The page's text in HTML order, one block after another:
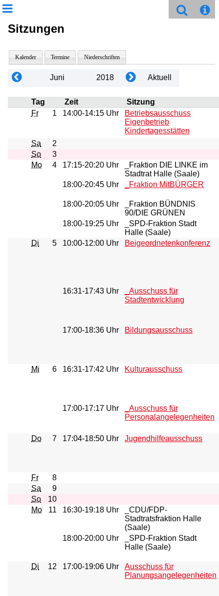
Sitzungen
Kalender Termine Niederschriften
Juni 2018 Aktuell
Tag Zeit
Sitzung
Fr
1 14:00-14:15 Uhr
Betriebsausschuss
Eigenbetrieb
Kindertagesstätten
Sa
2
So
3
Mo
4 17:15-20:20 Uhr
_Fraktion DIE LINKE im
Stadtrat Halle (Saale)
18:00-20:45 Uhr
_Fraktion MitBÜRGER
18:00-20:05 Uhr
_Fraktion BÜNDNIS
90/DIE GRÜNEN
18:00-19:25 Uhr
_SPD-Fraktion Stadt
Halle (Saale)
Di
5 10:00-12:00 Uhr Beigeordnetenkonferenz
16:31-17:43 Uhr
_Ausschuss für
Stadtentwicklung
17:00-18:36 Uhr Bildungsausschuss
Mi 6 16:31-17:42 Uhr Kulturausschuss
17:00-17:17 Uhr
_Ausschuss für
Personalangelegenheiten
Do 7 17:04-18:50 Uhr Jugendhilfeausschuss
Fr
8
Sa
9
So
10
Mo
11 16:30-19:18 Uhr
_CDU/FDP-
Stadtratsfraktion Halle
(Saale)
18:00-20:00 Uhr
_SPD-Fraktion Stadt
Halle (Saale)
Di 12 17:00-19:06 Uhr
Ausschuss für
Planungsangelegenheiten